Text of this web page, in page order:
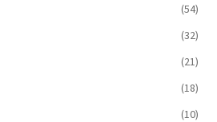
(54)
(32)
(21)
(18)
(10)